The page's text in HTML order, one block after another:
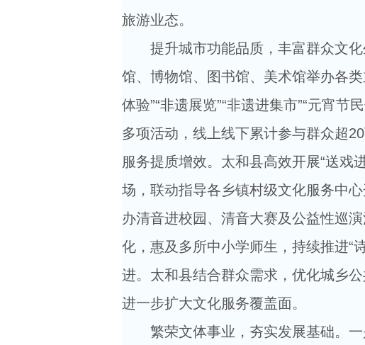
旅游业态。
提升城市功能品质，丰富群众文
馆、博物馆、图书馆、美术馆举办各类
体验”“非遗展览”“非遗进集市”“元宵节
多项活动，线上线下累计参与群众超
服务提质增效。太和县高效开展“送戏
场，联动指导各乡镇村级文化服务中
办清音进校园、清音大赛及公益性巡
化，惠及多所中小学师生，持续推进“
进。太和县结合群众需求，优化城乡
进一步扩大文化服务覆盖面。
繁荣文体事业，夯实发展基础。